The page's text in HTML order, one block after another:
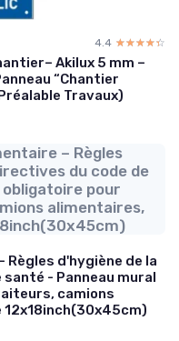
4.4 ☆☆☆☆☆
★★★★★
Akilux 5 mm –
“Chantier
Travaux)
– Règles
du code de
pour
alimentaires,
d'hygiène de la
- Panneau mural
camions